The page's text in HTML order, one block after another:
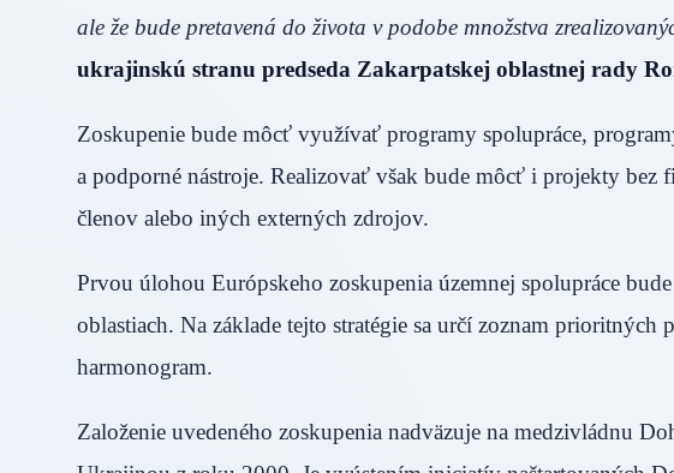
ale že bude pretavená do života v podobe množstva
ukrajinskú stranu predseda Zakarpatskej oblastnej rady
Zoskupenie bude môcť využívať programy spolupráce,
a podporné nástroje. Realizovať však bude môcť i projekty bez
členov alebo iných externých zdrojov.
Prvou úlohou Európskeho zoskupenia územnej spolupráce
oblastiach. Na základe tejto stratégie sa určí zoznam
harmonogram.
Založenie uvedeného zoskupenia nadväzuje na medzivládnu